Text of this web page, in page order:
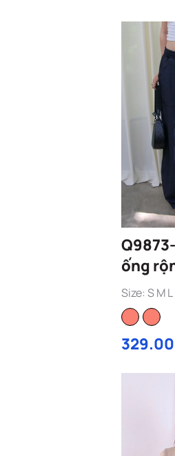
ống
0107
Size: S M L